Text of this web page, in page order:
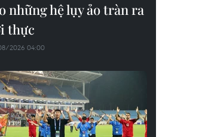
những hệ lụy ảo tràn ra
thực
2026 04:00